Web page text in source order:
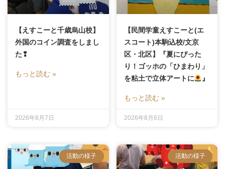
【えすこーと千歳烏山校】
外国のコイン調査をしまし
た❢
もっと読む »
2026年8月7日
【民間学童えすこーと(エ
スコート)本駒込校/文京
区・北区】『夏にぴった
り！ゴッホの「ひまわり」
を粘土で立体アートに
』
もっと読む »
2026年8月6日
活動の様子 活動の様子